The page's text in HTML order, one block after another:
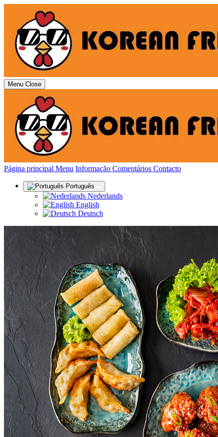
Menu Close
Página principal (actual)
Menu Informação Comentários Contacto
Português
Nederlands
English
Deutsch